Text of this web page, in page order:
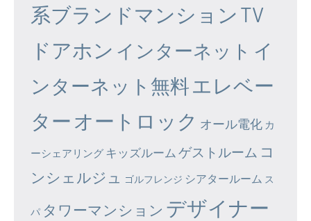
系ブランドマンション TV
ドアホン インターネット イ
ンターネット無料エレベー
ター オートロック オール電化 カ
ーシェアリング キッズルーム ゲストルーム コ
ンシェルジュ
ゴルフレンジ シアタールーム ス
パ タワーマンション デザイナー